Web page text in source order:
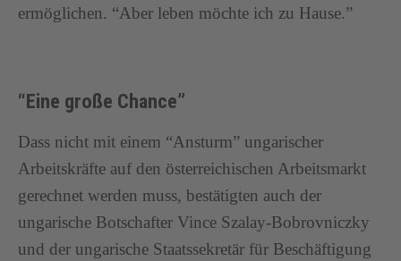
ermöglichen. “Aber leben möchte ich zu Hause.”
“Eine große Chance”
Dass nicht mit einem “Ansturm” ungarischer
Arbeitskräfte auf den österreichischen Arbeitsmarkt
gerechnet werden muss, bestätigten auch der
ungarische Botschafter Vince Szalay-Bobrovniczky
und der ungarische Staatssekretär für Beschäftigung